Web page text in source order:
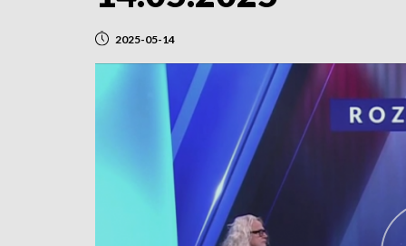
2025-05-14